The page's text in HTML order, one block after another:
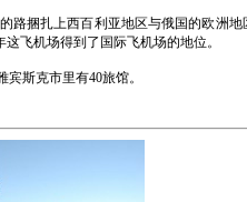
捆扎上西百利亚地区与俄国的欧洲
飞机场得到了国际飞机场的地位。
斯克市里有40旅馆。